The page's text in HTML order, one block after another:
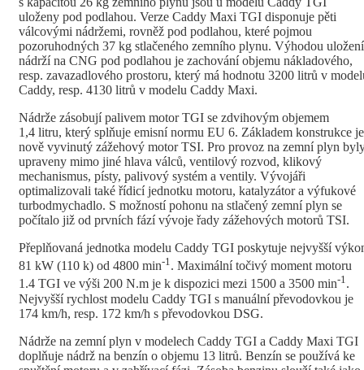
uloženy pod podlahou. Verze Caddy Maxi TGI disponuje pěti
válcovými nádržemi, rovněž pod podlahou, které pojmou
pozoruhodných 37 kg stlačeného zemního plynu. Výhodou uložení
nádrží na CNG pod podlahou je zachování objemu nákladového,
resp. zavazadlového prostoru, který má hodnotu 3200 litrů v
Caddy, resp. 4130 litrů v modelu Caddy Maxi.
Nádrže zásobují palivem motor TGI se zdvihovým objemem
1,4 litru, který splňuje emisní normu EU 6. Základem konstrukce je
nově vyvinutý zážehový motor TSI. Pro provoz na zemní plyn
upraveny mimo jiné hlava válců, ventilový rozvod, klikový
mechanismus, písty, palivový systém a ventily. Vývojáři
optimalizovali také řídicí jednotku motoru, katalyzátor a výfukové
turbodmychadlo. S možností pohonu na stlačený zemní plyn se
počítalo již od prvních fází vývoje řady zážehových motorů TSI.
Přeplňovaná jednotka modelu Caddy TGI poskytuje nejvyšší
81 kW (110 k) od 4800 min-1. Maximální točivý moment motoru
1.4 TGI ve výši 200 N.m je k dispozici mezi 1500 a 3500 min-1.
Nejvyšší rychlost modelu Caddy TGI s manuální převodovkou je
174 km/h, resp. 172 km/h s převodovkou DSG.
Nádrže na zemní plyn v modelech Caddy TGI a Caddy Maxi TGI
doplňuje nádrž na benzín o objemu 13 litrů. Benzín se používá ke